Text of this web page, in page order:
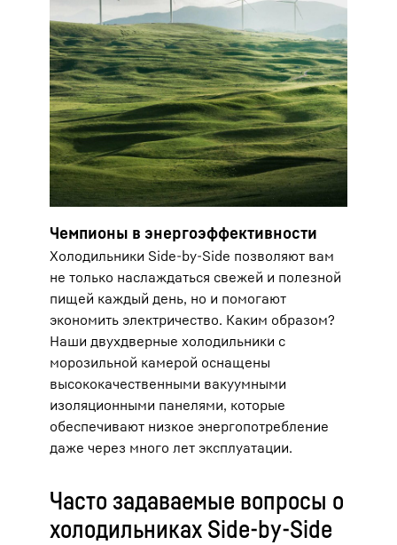
Чемпионы в энергоэффективности
Холодильники Side-by-Side позволяют вам
не только наслаждаться свежей и полезной
пищей каждый день, но и помогают
экономить электричество. Каким образом?
Наши двухдверные холодильники с
морозильной камерой оснащены
высококачественными вакуумными
изоляционными панелями, которые
обеспечивают низкое энергопотребление
даже через много лет эксплуатации.
Часто задаваемые вопросы о
холодильниках Side-by-Side